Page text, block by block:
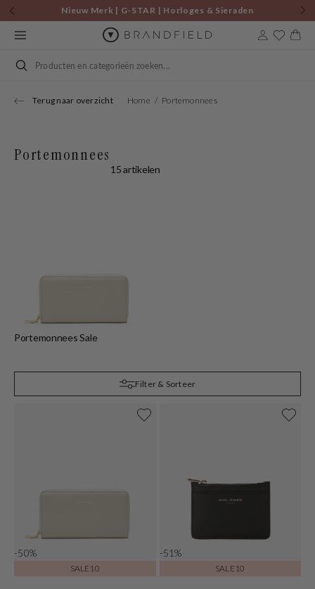
Skip to
content
Nieuw Merk | G-STAR | Horloges & Sieraden
Cart
Search
Terug naar overzicht Home Portemonnees
Portemonnees
15 artikelen
Portemonnees Sale
Filter & Sorteer
-50%
SALE10
-51%
SALE10